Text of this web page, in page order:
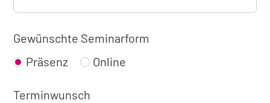
Gewünschte Seminarform
Präsenz
Online
Terminwunsch